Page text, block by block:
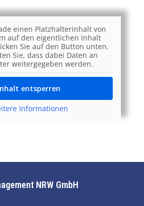
einen Platzhalterinhalt von
auf den eigentlichen Inhalt
Sie auf den Button unten.
Sie, dass dabei Daten an
weitergegeben werden.
entsperren
Informationen
NRW GmbH